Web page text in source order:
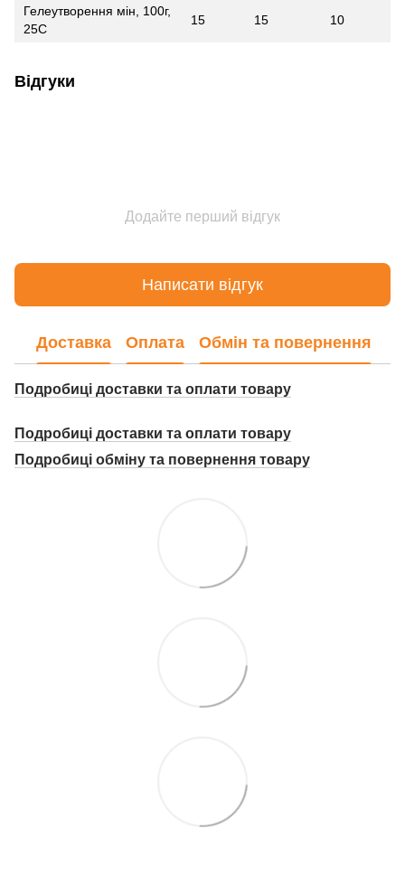
Гелеутворення мін, 100г,
25С
15 15 10
Відгуки
Додайте перший відгук
Написати відгук
Доставка Оплата Обмін та повернення
Подробиці доставки та оплати товару
Подробиці доставки та оплати товару
Подробиці обміну та повернення товару